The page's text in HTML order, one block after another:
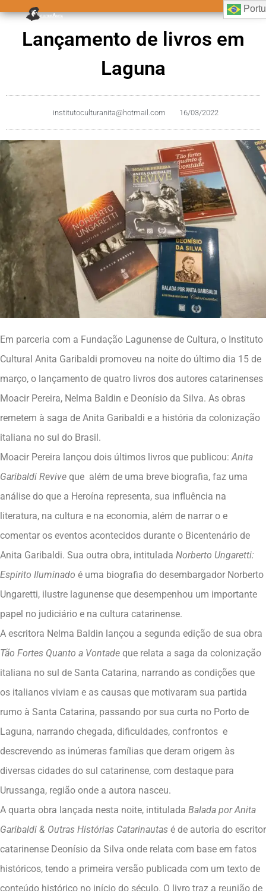
Lançamento de livros em
Laguna
institutoculturanita@hotmail.com 16/03/2022
Em parceria com a Fundação Lagunense de Cultura, o Instituto
Cultural Anita Garibaldi promoveu na noite do último dia 15 de
março, o lançamento de quatro livros dos autores catarinenses
Moacir Pereira, Nelma Baldin e Deonísio da Silva. As obras
remetem à saga de Anita Garibaldi e a história da colonização
italiana no sul do Brasil.
Moacir Pereira lançou dois últimos livros que publicou:Anita
Garibaldi Revive que além de uma breve biografia, faz uma
análise do que a Heroína representa, sua influência na
literatura, na cultura e na economia, além de narrar o e
comentar os eventos acontecidos durante o Bicentenário de
Anita Garibaldi. Sua outra obra, intitulada Norberto Ungaretti:
Espirito Iluminado é uma biografia do desembargador Norberto
Ungaretti, ilustre lagunense que desempenhou um importante
papel no judiciário e na cultura catarinense.
A escritora Nelma Baldin lançou a segunda edição de sua obra
Tão Fortes Quanto a Vontade que relata a saga da colonização
italiana no sul de Santa Catarina, narrando as condições que
os italianos viviam e as causas que motivaram sua partida
rumo à Santa Catarina, passando por sua curta no Porto de
Laguna, narrando chegada, dificuldades, confrontos e
descrevendo as inúmeras famílias que deram origem às
diversas cidades do sul catarinense, com destaque para
Urussanga, região onde a autora nasceu.
A quarta obra lançada nesta noite, intitulada Balada por Anita
Garibaldi & Outras Histórias Catarinautas é de autoria do escritor
catarinense Deonísio da Silva onde relata com base em fatos
históricos, tendo a primeira versão publicada com um texto de
conteúdo histórico no início do século. O livro traz a reunião de